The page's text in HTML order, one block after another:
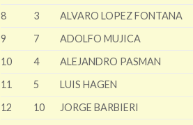
8
3 ALVARO LOPEZ FONTANA
9
7 ADOLFO MUJICA
10
4 ALEJANDRO PASMAN
11
5 LUIS HAGEN
12
10 JORGE BARBIERI